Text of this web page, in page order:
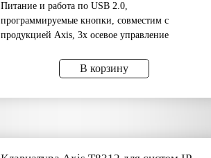
Питание и работа по USB 2.0,
программируемые кнопки, совместим с
продукцией Axis, 3х осевое управление
В корзину